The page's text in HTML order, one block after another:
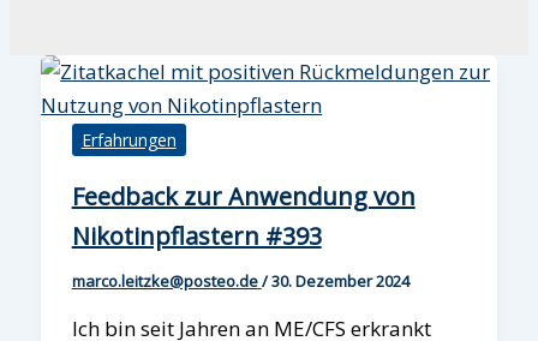
Erfahrungen
Feedback zur Anwendung von
Nikotinpflastern #393
marco.leitzke@posteo.de/30. Dezember 2024
Ich bin seit Jahren an ME/CFS erkrankt